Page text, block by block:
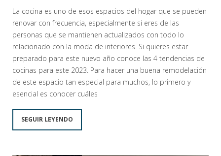
La cocina es uno de esos espacios del hogar que se pueden
renovar con frecuencia, especialmente si eres de las
personas que se mantienen actualizados con todo lo
relacionado con la moda de interiores. Si quieres estar
preparado para este nuevo año conoce las 4 tendencias de
cocinas para este 2023. Para hacer una buena remodelación
de este espacio tan especial para muchos, lo primero y
esencial es conocer cuáles
SEGUIR LEYENDO